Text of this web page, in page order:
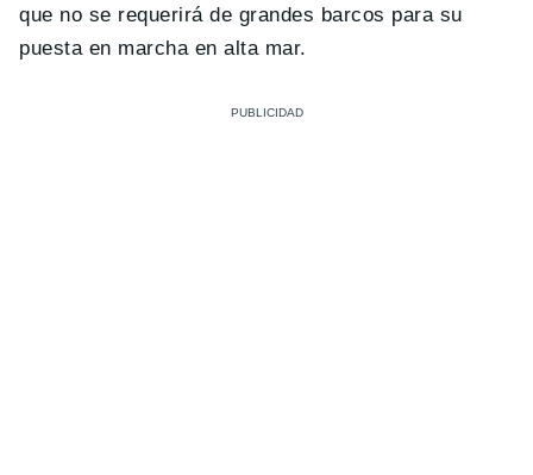
que no se requerirá de grandes barcos para su
puesta en marcha en alta mar.